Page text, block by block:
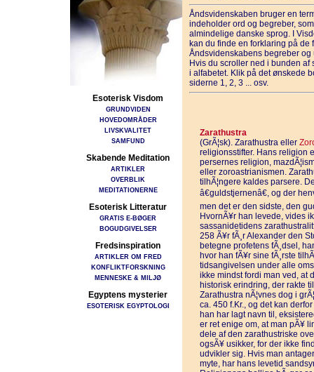
Esoterisk Visdom
GRUNDVIDEN
HOVEDOMRÅDER
LIVSKVALITET
SAMFUND
Skabende Meditation
ARTIKLER
OVERBLIK
MEDITATIONERNE
Esoterisk Litteratur
GRATIS E-BØGER
BOGUDGIVELSER
Fredsinspiration
ARTIKLER OM FRED
KONFLIKTFORSKNING
MENNESKE & MILJØ
Egyptens mysterier
ESOTERISK EGYPTOLOGI
Åndsvidenskaben bruger en
indeholder ord og begreber,
almindelige danske sprog. I
kan du finde en forklaring på de
Åndsvidenskabens begreber og
Hvis du scroller ned i bunden
i alfabetet. Klik på det ønskede
siderne 1, 2, 3 ... osv.
Zarathustra
(GrÃ¦sk). Zarathustra eller
religionsstifter. Hans religion
persernes religion,
eller zoroastrianismen.
tilhÃ¦ngere kaldes parsere.
â€guldstjernenâ€, og der
men det er den sidste, den
HvornÃ¥r han levede, vides
sassanidetidens
258 Ã¥r fÃ¸r Alexander den
betegne profetens fÃ¸dsel,
hvor han fÃ¥r sine fÃ¸rste
tidsangivelsen under alle
ikke mindst fordi man ved, at
historisk erindring, der rakte
Zarathustra nÃ¦vnes dog i
ca. 450 f.Kr., og det kan
han har lagt navn til,
er ret enige om, at man pÃ¥
dele af den zarathustriske
ogsÃ¥ usikker, for der ikke
udvikler sig. Hvis man
myte, har hans levetid